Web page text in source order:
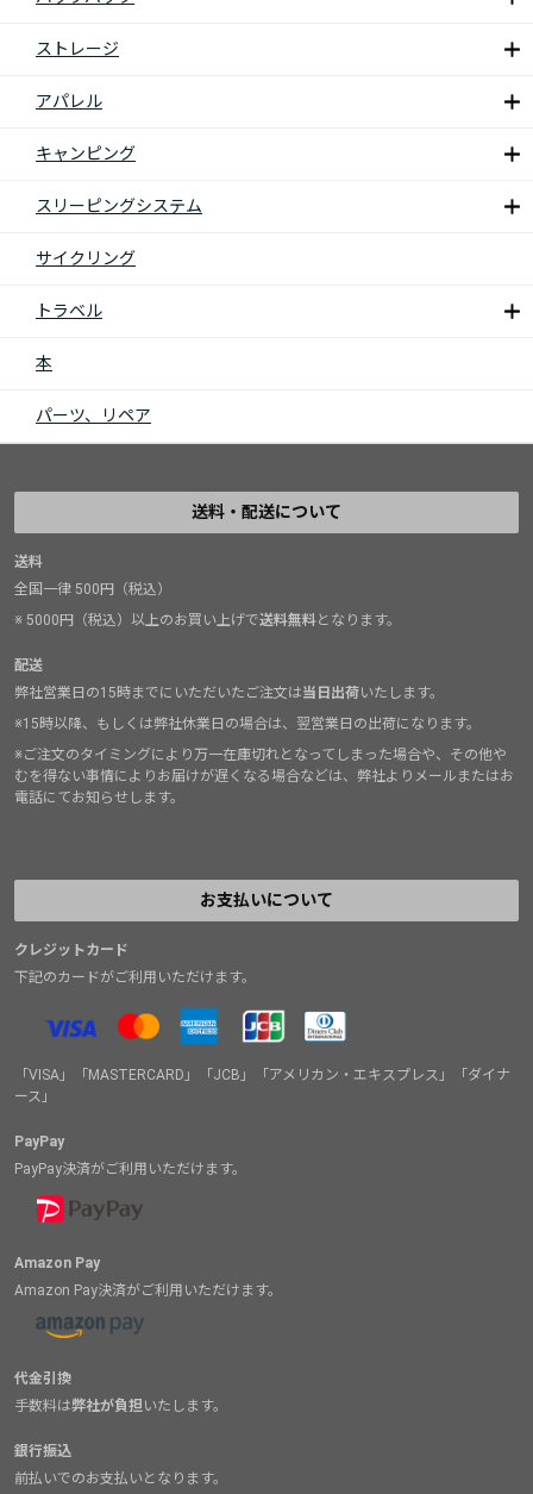
ストレージ
アパレル
キャンピング
スリーピングシステム
サイクリング
トラベル
本
パーツ、リペア
送料・配送について
送料
全国一律 500円（税込）
※ 5000円（税込）以上のお買い上げで送料無料となります。
配送
弊社営業日の15時までにいただいたご注文は当日出荷いたします。
※15時以降、もしくは弊社休業日の場合は、翌営業日の出荷になります。
※ご注文のタイミングにより万一在庫切れとなってしまった場合や、その他や
むを得ない事情によりお届けが遅くなる場合などは、弊社よりメールまたはお
電話にてお知らせします。
お支払いについて
クレジットカード
下記のカードがご利用いただけます。
「VISA」「MASTERCARD」「JCB」「アメリカン・エキスプレス」「ダイナ
ース」
PayPay
PayPay決済がご利用いただけます。
Amazon Pay
Amazon Pay決済がご利用いただけます。
代金引換
手数料は弊社が負担いたします。
銀行振込
前払いでのお支払いとなります。